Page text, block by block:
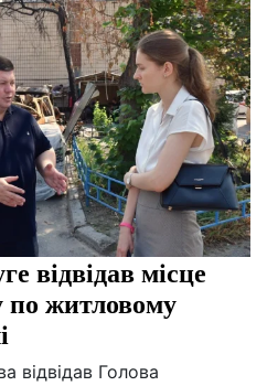
відвідав місце
по житловому
відвідав Голова